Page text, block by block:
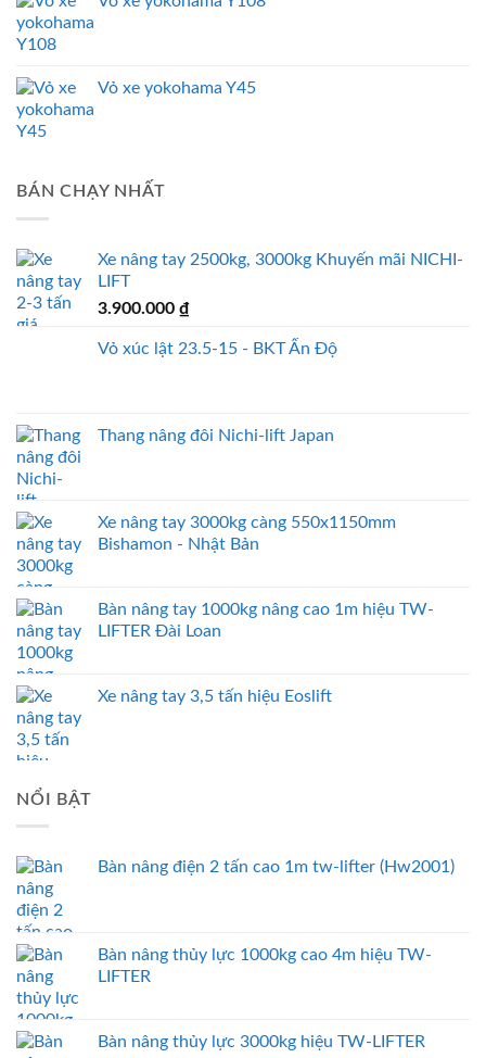
Vỏ xe yokohama Y45
BÁN CHẠY NHẤT
Xe nâng tay 2500kg, 3000kg Khuyến mãi NICHI-
LIFT
3.900.000 ₫
Vỏ xúc lật 23.5-15 - BKT Ấn Độ
Thang nâng đôi Nichi-lift Japan
Xe nâng tay 3000kg càng 550x1150mm
Bishamon - Nhật Bản
Bàn nâng tay 1000kg nâng cao 1m hiệu TW-
LIFTER Đài Loan
Xe nâng tay 3,5 tấn hiệu Eoslift
NỔI BẬT
Bàn nâng điện 2 tấn cao 1m tw-lifter (Hw2001)
Bàn nâng thủy lực 1000kg cao 4m hiệu TW-
LIFTER
Bàn nâng thủy lực 3000kg hiệu TW-LIFTER